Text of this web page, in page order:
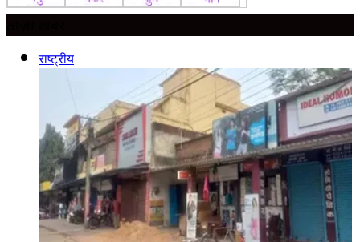
राष्ट्रीय